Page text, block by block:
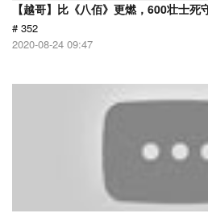
【越哥】比《八佰》更燃，600壮士死
# 352
2020-08-24 09:47